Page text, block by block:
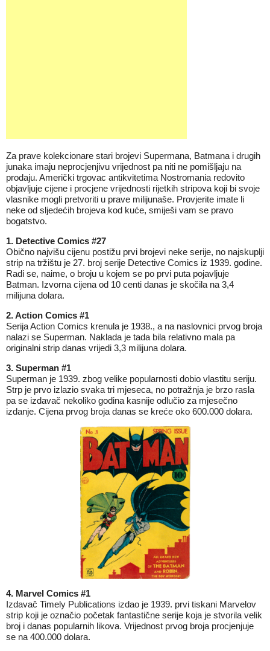
Za prave kolekcionare stari brojevi Supermana, Batmana i drugih
junaka imaju neprocjenjivu vrijednost pa niti ne pomišljaju na
prodaju. Američki trgovac antikvitetima Nostromania redovito
objavljuje cijene i procjene vrijednosti rijetkih stripova koji bi svoje
vlasnike mogli pretvoriti u prave milijunaše. Provjerite imate li
neke od sljedećih brojeva kod kuće, smiješi vam se pravo
bogatstvo.
1. Detective Comics #27
Obično najvišu cijenu postižu prvi brojevi neke serije, no najskuplji
strip na tržištu je 27. broj serije Detective Comics iz 1939. godine.
Radi se, naime, o broju u kojem se po prvi puta pojavljuje
Batman. Izvorna cijena od 10 centi danas je skočila na 3,4
milijuna dolara.
2. Action Comics #1
Serija Action Comics krenula je 1938., a na naslovnici prvog broja
nalazi se Superman. Naklada je tada bila relativno mala pa
originalni strip danas vrijedi 3,3 milijuna dolara.
3. Superman #1
Superman je 1939. zbog velike popularnosti dobio vlastitu seriju.
Strp je prvo izlazio svaka tri mjeseca, no potražnja je brzo rasla
pa se izdavač nekoliko godina kasnije odlučio za mjesečno
izdanje. Cijena prvog broja danas se kreće oko 600.000 dolara.
4. Marvel Comics #1
Izdavač Timely Publications izdao je 1939. prvi tiskani Marvelov
strip koji je označio početak fantastične serije koja je stvorila velik
broj i danas popularnih likova. Vrijednost prvog broja procjenjuje
se na 400.000 dolara.